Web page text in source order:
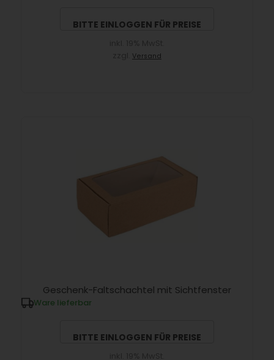
BITTE EINLOGGEN FÜR PREISE
Versand
Geschenk-Faltschachtel mit Sichtfenster
Ware lieferbar
BITTE EINLOGGEN FÜR PREISE